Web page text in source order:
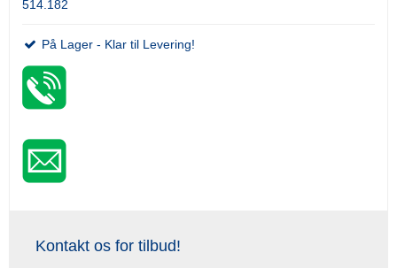
514.182
På Lager - Klar til Levering!
Kontakt os for tilbud!